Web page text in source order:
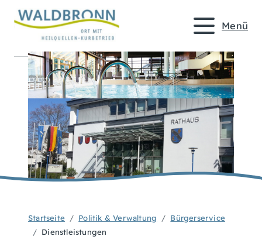
Menü
Startseite Politik & Verwaltung
Bürgerservice
Dienstleistungen